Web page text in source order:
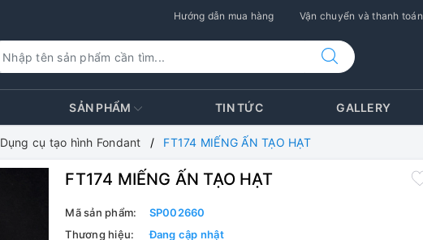
Hướng dẫn mua hàng Vận chuyển và thanh toán
SẢN PHẨM TIN TỨC GALLERY
Dụng cụ tạo hình Fondant FT174 MIẾNG ẤN TẠO HẠT
FT174 MIẾNG ẤN TẠO HẠT
Mã sản phẩm:
SP002660
Thương hiệu:
Đang cập nhật